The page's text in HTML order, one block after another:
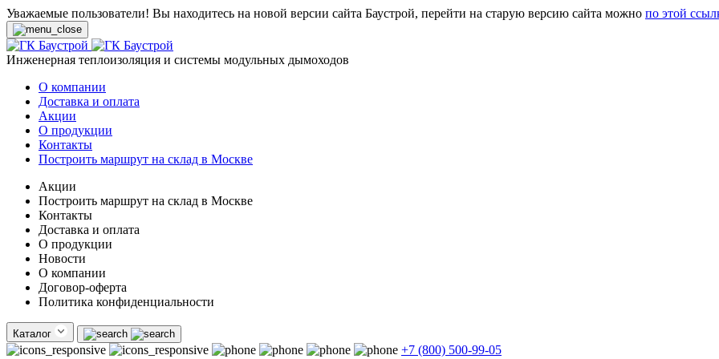
Уважаемые пользователи! Вы находитесь на новой версии сайта Баустрой, перейти на старую версию сайта можно по этой
Инженерная теплоизоляция и системы модульных дымоходов
О компании
Доставка и оплата
Акции
О продукции
Контакты
Построить маршрут на склад в Москве
Акции
Построить маршрут на склад в Москве
Контакты
Доставка и оплата
О продукции
Новости
О компании
Договор-оферта
Политика конфиденциальности
Каталог
+7 (800) 500-99-05